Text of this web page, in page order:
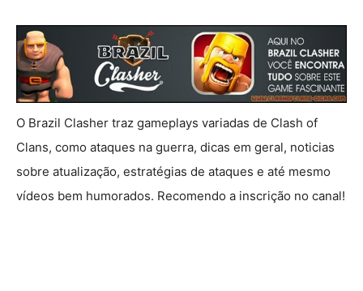
O Brazil Clasher traz gameplays variadas de Clash of
Clans, como ataques na guerra, dicas em geral, noticias
sobre atualização, estratégias de ataques e até mesmo
vídeos bem humorados. Recomendo a inscrição no canal!